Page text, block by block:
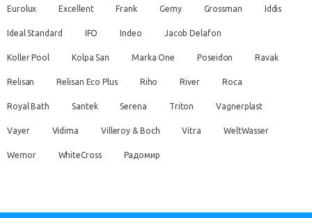
Eurolux Excellent Frank Gemy Grossman Iddis
Ideal Standard IFO Indeo Jacob Delafon
Koller Pool Kolpa San Marka One Poseidon Ravak
Relisan Relisan Eco Plus Riho River Roca
Royal Bath Santek Serena Triton Vagnerplast
Vayer Vidima Villeroy & Boch Vitra WeltWasser
Wemor WhiteCross Радомир